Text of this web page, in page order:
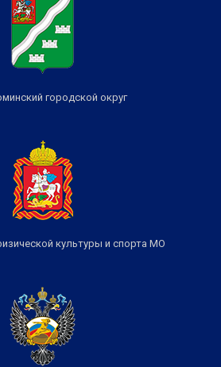
городской округ
культуры и спорта МО